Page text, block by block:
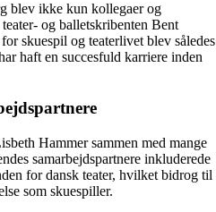
blev ikke kun kollegaer og
og balletskribenten Bent
skuespil og teaterlivet blev således
haft en succesfuld karriere inden
Hammer sammen med mange
samarbejdspartnere inkluderede
for dansk teater, hvilket bidrog til
som skuespiller.